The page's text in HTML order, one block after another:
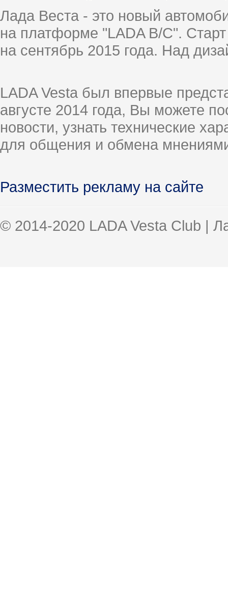
Лада Веста - это новый
на платформе "LADA B/C".
на сентябрь 2015 года. Над
LADA Vesta был впервые
августе 2014 года, Вы можете
новости, узнать технические
для общения и обмена
Разместить рекламу на сайте
© 2014-2020 LADA Vesta Club |